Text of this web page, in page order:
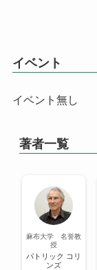
イベント
イベント無し
著者一覧
麻布大学 名誉教
授
パトリック コリ
ンズ